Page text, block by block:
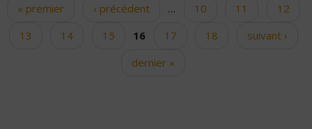
Pages
« premier ‹ précédent … 10 11
12
13
14 15 16 17 18
suivant ›
dernier »